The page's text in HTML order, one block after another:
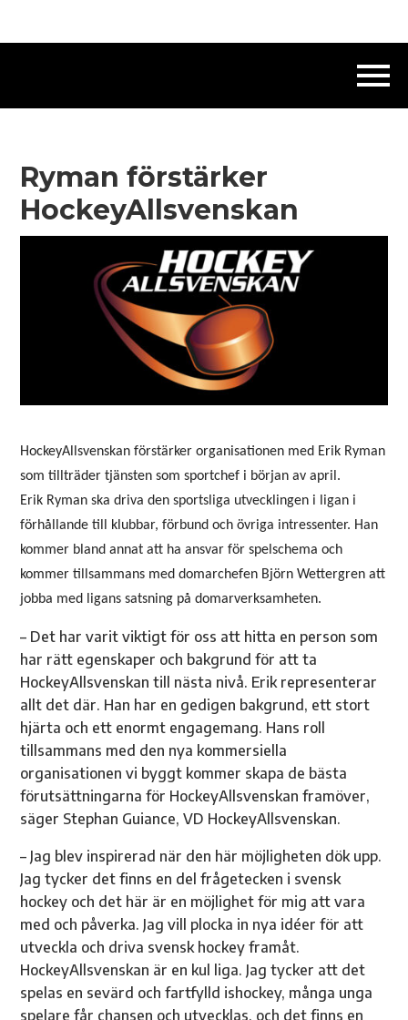
Ryman förstärker
HockeyAllsvenskan
HockeyAllsvenskan förstärker organisationen med Erik Ryman
som tillträder tjänsten som sportchef i början av april.
Erik Ryman ska driva den sportsliga utvecklingen i ligan i
förhållande till klubbar, förbund och övriga intressenter. Han
kommer bland annat att ha ansvar för spelschema och
kommer tillsammans med domarchefen Björn Wettergren att
jobba med ligans satsning på domarverksamheten.
– Det har varit viktigt för oss att hitta en person som
har rätt egenskaper och bakgrund för att ta
HockeyAllsvenskan till nästa nivå. Erik representerar
allt det där. Han har en gedigen bakgrund, ett stort
hjärta och ett enormt engagemang. Hans roll
tillsammans med den nya kommersiella
organisationen vi byggt kommer skapa de bästa
förutsättningarna för HockeyAllsvenskan framöver,
säger Stephan Guiance, VD HockeyAllsvenskan.
– Jag blev inspirerad när den här möjligheten dök upp.
Jag tycker det finns en del frågetecken i svensk
hockey och det här är en möjlighet för mig att vara
med och påverka. Jag vill plocka in nya idéer för att
utveckla och driva svensk hockey framåt.
HockeyAllsvenskan är en kul liga. Jag tycker att det
spelas en sevärd och fartfylld ishockey, många unga
spelare får chansen och utvecklas, och det finns en